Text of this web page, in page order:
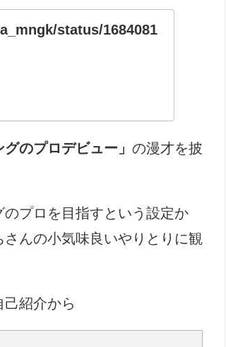
status/1684081
グのプロデビュー」 の漫才を披
プロを目指すという設定か
んの小気味良いやりとりに観
紹介から